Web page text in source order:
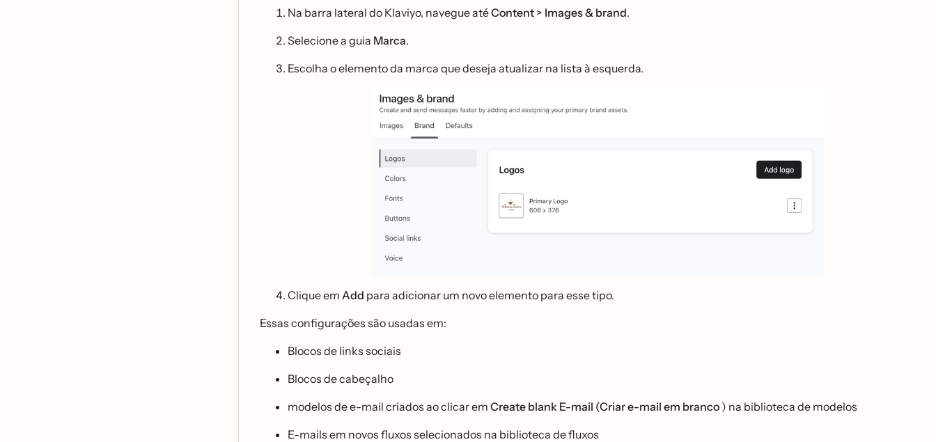
Na barra lateral do Klaviyo, navegue atéContent > Images & brand.
Selecione a guia Marca.
Escolha o elemento da marca que deseja atualizar na lista à esquerda.
Clique em Add para adicionar um novo elemento para esse tipo.
Essas configurações são usadas em:
Blocos de links sociais
Blocos de cabeçalho
modelos de e-mail criados ao clicar em Create blank E-mail (Criar e-mail em branco ) na biblioteca de modelos
E-mails em novos fluxos selecionados na biblioteca de fluxos